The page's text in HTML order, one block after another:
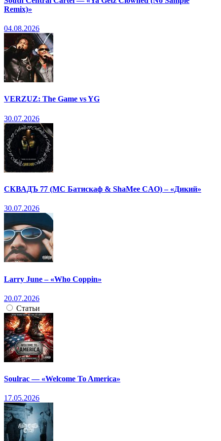
Remix)»
04.08.2026
VERZUZ: The Game vs YG
30.07.2026
СКВАДЪ 77 (МС Батискаф & ShaMee CAO) – «Дикий»
30.07.2026
Larry June – «Who Coppin»
20.07.2026
Статьи
Soulrac — «Welcome To America»
17.05.2026